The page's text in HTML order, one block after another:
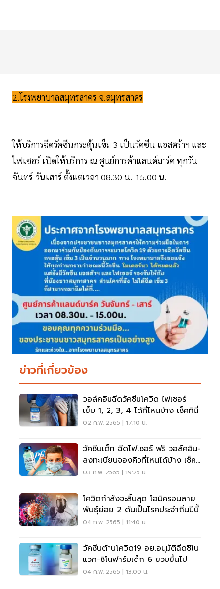
2.โรงพยาบาลสมุทรสาคร จ.สมุทรสาคร
ให้บริการฉีดวัคซีนกระตุ้นเข็ม 3 เป็นวัคซีน แอสตร้าฯ และ
ไฟเซอร์ เปิดให้บริการ ณ ศูนย์การค้าแลนด์มาร์ค ทุกวัน
จันทร์-วันเสาร์ ตั้งแต่เวลา 08.30 น.-15.00 น.
ข่าวที่เกี่ยวข้อง
วอล์คอินฉีดวัคซีนโควิด ไฟเซอร์
เข็ม 1, 2, 3, 4 ได้ที่ไหนบ้าง เช็คที่นี่
02 ก.พ. 2565 | 17:10 น.
วัคซีนเด็ก ฉีดไฟเซอร์ ฟรี วอล์คอิน-
ลงทะเบียนจองคิวที่ไหนได้บ้าง เช็คที่
นี่
03 ก.พ. 2565 | 19:25 น.
โควิดกำลังจะสิ้นสุด โอมิครอนสาย
พันธุ์ย่อย 2 ดันเป็นโรคประจำถิ่นปีนี้
04 ก.พ. 2565 | 11:40 น.
วัคซีนต้านโควิด19 อย.อนุมัติฉีดซิโน
แวค-ซิโนฟาร์มเด็ก 6 ขวบขึ้นไป
04 ก.พ. 2565 | 13:00 น.